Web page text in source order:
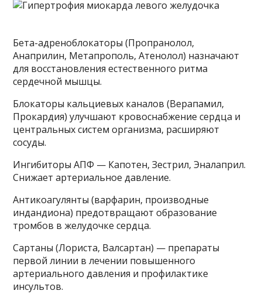
Бета-адреноблокаторы (Пропранолол,
Анаприлин, Метапрополь, Атенолол) назначают
для восстановления естественного ритма
сердечной мышцы.
Блокаторы кальциевых каналов (Верапамил,
Прокардия) улучшают кровоснабжение сердца и
центральных систем организма, расширяют
сосуды.
Ингибиторы АПФ — Капотен, Зестрил, Эналаприл.
Снижает артериальное давление.
Антикоагулянты (варфарин, производные
индандиона) предотвращают образование
тромбов в желудочке сердца.
Сартаны (Лориста, Валсартан) — препараты
первой линии в лечении повышенного
артериального давления и профилактике
инсультов.